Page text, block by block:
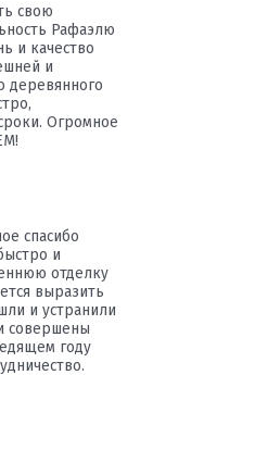
свою
Рафаэлю
и качество
и
деревянного
Огромное
спасибо
и
отделку
выразить
и устранили
совершены
году